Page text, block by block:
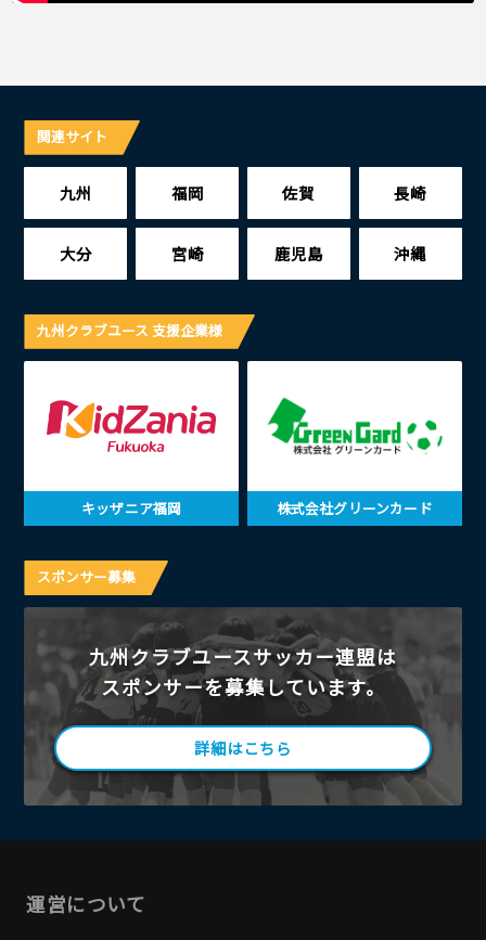
関連サイト
九州 福岡 佐賀 長崎
大分 宮崎 鹿児島 沖縄
九州クラブユース 支援企業様
キッザニア福岡 株式会社グリーンカード
スポンサー募集
九州クラブユースサッカー連盟は
スポンサーを募集しています。
詳細はこちら
運営について